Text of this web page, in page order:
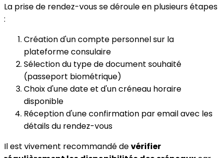
La prise de rendez-vous se déroule en plusieurs étapes
:
Création d'un compte personnel sur la
plateforme consulaire
Sélection du type de document souhaité
(passeport biométrique)
Choix d'une date et d'un créneau horaire
disponible
Réception d'une confirmation par email avec les
détails du rendez-vous
Il est vivement recommandé devérifier